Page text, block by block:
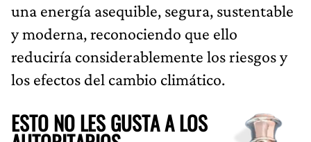
una energía asequible, segura, sustentable
y moderna, reconociendo que ello
reduciría considerablemente los riesgos y
los efectos del cambio climático.
ESTO NO LES GUSTA A LOS